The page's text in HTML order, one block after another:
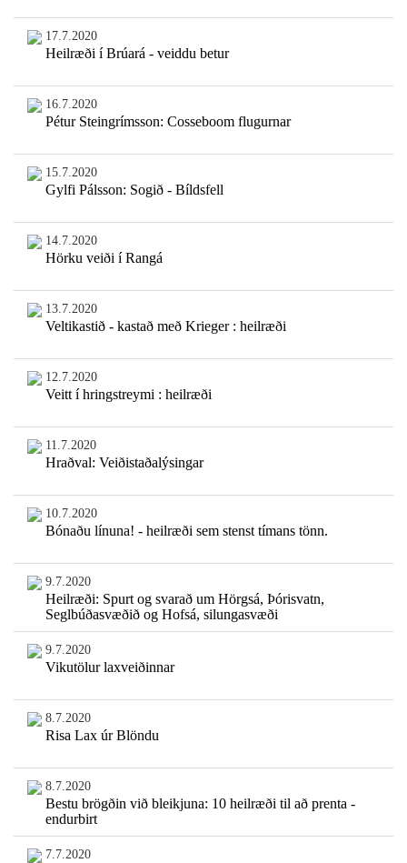
17.7.2020
Heilræði í Brúará - veiddu betur
16.7.2020
Pétur Steingrímsson: Cosseboom flugurnar
15.7.2020
Gylfi Pálsson: Sogið - Bíldsfell
14.7.2020
Hörku veiði í Rangá
13.7.2020
Veltikastið - kastað með Krieger : heilræði
12.7.2020
Veitt í hringstreymi : heilræði
11.7.2020
Hraðval: Veiðistaðalýsingar
10.7.2020
Bónaðu línuna! - heilræði sem stenst tímans tönn.
9.7.2020
Heilræði: Spurt og svarað um Hörgsá, Þórisvatn,
Seglbúðasvæðið og Hofsá, silungasvæði
9.7.2020
Vikutölur laxveiðinnar
8.7.2020
Risa Lax úr Blöndu
8.7.2020
Bestu brögðin við bleikjuna: 10 heilræði til að prenta -
endurbirt
7.7.2020